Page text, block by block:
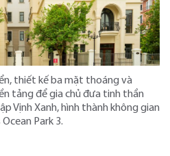
thiết kế ba mặt thoáng và
tảng để gia chủ đưa tinh thần
Vịnh Xanh, hình thành không gian
Park 3.